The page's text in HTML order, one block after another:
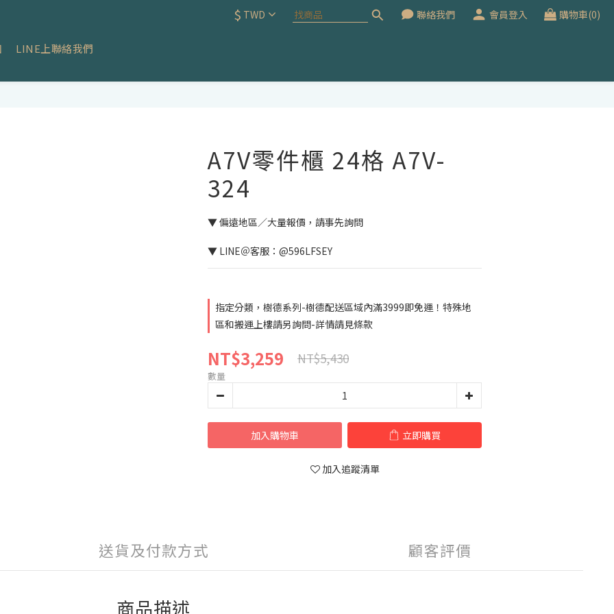
$ TWD 聯絡我們 會員登入 購物車(0)
LINE上聯絡我們
A7V零件櫃 24格 A7V-
324
▼ 偏遠地區／大量報價，請事先詢問
▼ LINE＠客服：@596LFSEY
指定分類，樹德系列-樹德配送區域內滿3999即免運！特殊地
區和搬運上樓請另詢問-詳情請見條款
NT$3,259 NT$5,430
數量
加入購物車 立即購買
加入追蹤清單
送貨及付款方式 顧客評價
商品描述